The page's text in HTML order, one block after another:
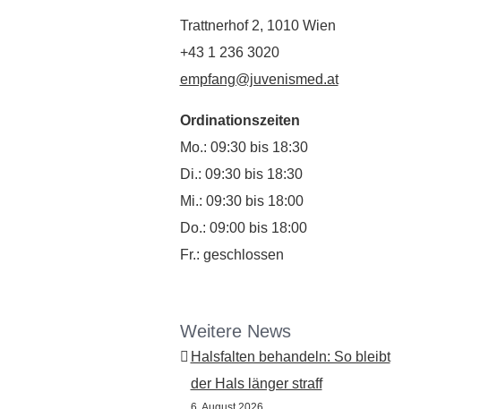
Trattnerhof 2, 1010 Wien
+43 1 236 3020
empfang@juvenismed.at
Ordinationszeiten
Mo.: 09:30 bis 18:30
Di.: 09:30 bis 18:30
Mi.: 09:30 bis 18:00
Do.: 09:00 bis 18:00
Fr.: geschlossen
Weitere News
Halsfalten behandeln: So bleibt
der Hals länger straff